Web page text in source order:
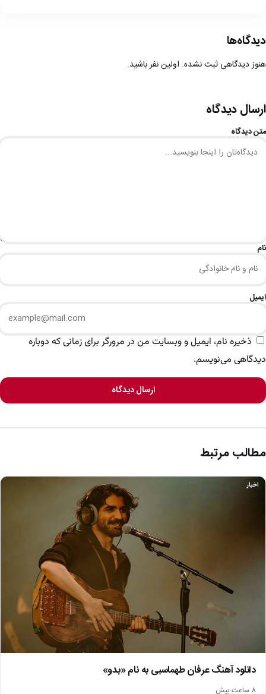
دیدگاه‌ها
هنوز دیدگاهی ثبت نشده. اولین نفر باشید.
ارسال دیدگاه
متن دیدگاه
نام
ایمیل
ذخیره نام، ایمیل و وبسایت من در مرورگر برای زمانی که دوباره
دیدگاهی می‌نویسم.
ارسال دیدگاه
مطالب مرتبط
اخبار
دانلود آهنگ عرفان طهماسبی به نام «بدو»
8 ساعت پیش